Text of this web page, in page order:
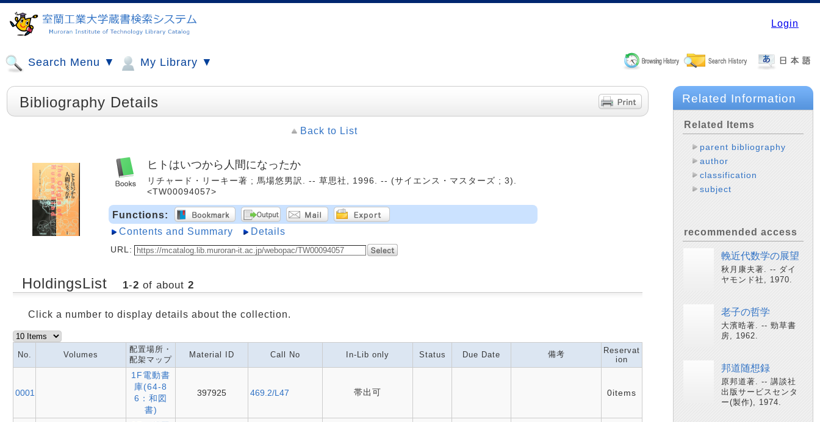
Login
Search Menu ▼ My Library ▼
Bibliography Details
Back to List
ヒトはいつから人間になったか
リチャード・リーキー著 ; 馬場悠男訳. -- 草思社, 1996. -- (サイエンス・マスターズ ; 3).
<TW00094057>
Functions:
Contents and Summary
Details
URL:
HoldingsList 1-2 of about 2
Click a number to display details about the collection.
No. Volumes
配置場所・
配架マップ
Material ID Call No In-Lib only Status Due Date 備考
Reservat
ion
0001
1F電動書
庫(64-8
6：和図
書)
397925 469.2/L47 帯出可 0items
Related Information
Related Items
parent bibliography
author
classification
subject
recommended access
輓近代数学の展望
秋月康夫著. -- ダイ
ヤモンド社, 1970.
老子の哲学
大濱晧著. -- 勁草書
房, 1962.
邦道随想録
原邦道著. -- 講談社
出版サービスセンタ
ー(製作), 1974.